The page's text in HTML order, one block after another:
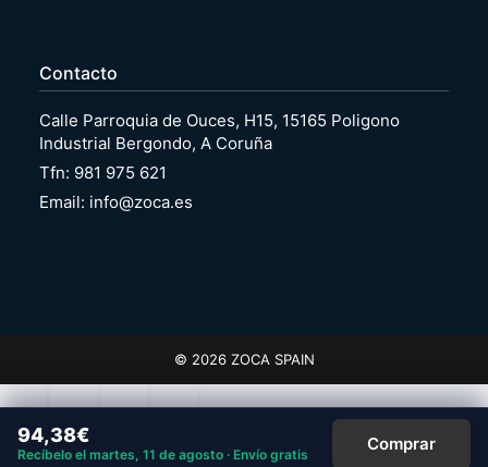
94,38€
Recíbelo el martes, 11 de agosto · Envío gratis
Comprar
Contacto
Calle Parroquia de Ouces, H15, 15165 Poligono
Industrial Bergondo, A Coruña
Tfn: 981 975 621
Email: info@zoca.es
© 2026 ZOCA SPAIN